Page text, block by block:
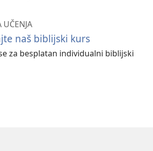
UČENJA
naš biblijski kurs
za besplatan individualni biblijski